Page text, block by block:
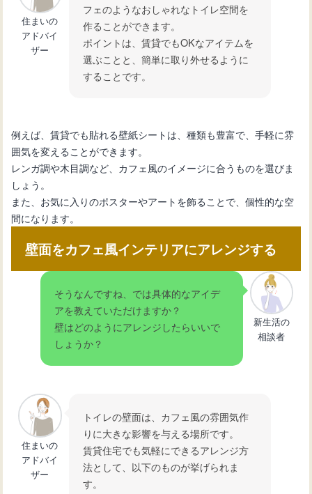
トイレタンク故障の修理方法と費用に
ついて知ろう！
トイレタンクの交換手順と選び方：ス
住まいの
アドバイ
ザー
フェのようなおしゃれなトイレ空間を
作ることができます。
ポイントは、賃貸でもOKなアイテムを
選ぶことと、簡単に取り外せるように
することです。
例えば、賃貸でも貼れる壁紙シートは、種類も豊富で、手軽に雰
囲気を変えることができます。
レンガ調や木目調など、カフェ風のイメージに合うものを選びま
しょう。
また、お気に入りのポスターやアートを飾ることで、個性的な空
間になります。
壁面をカフェ風インテリアにアレンジする
そうなんですね、では具体的なアイデ
アを教えていただけますか？
壁はどのようにアレンジしたらいいで
しょうか？
新生活の
相談者
住まいの
アドバイ
ザー
トイレの壁面は、カフェ風の雰囲気作
りに大きな影響を与える場所です。
賃貸住宅でも気軽にできるアレンジ方
法として、以下のものが挙げられま
す。